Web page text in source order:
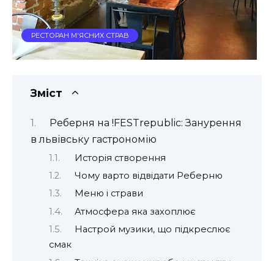
РЕСТОРАН М'ЯСНИХ СТРАВ
Зміст
Реберня на !FESTrepublic: Занурення
в львівську гастрономію
Исторія створення
Чому варто відвідати Реберню
Меню і страви
Атмосфера яка захоплює
Настрой музики, що підкреслює
смак